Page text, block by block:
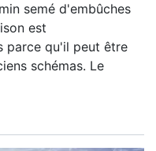
semé d'embûches
est
parce qu'il peut être
schémas. Le